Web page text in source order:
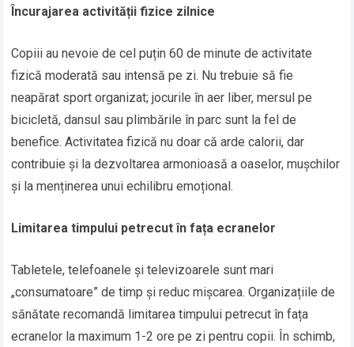
Încurajarea activității fizice zilnice
Copiii au nevoie de cel puțin 60 de minute de activitate
fizică moderată sau intensă pe zi. Nu trebuie să fie
neapărat sport organizat; jocurile în aer liber, mersul pe
bicicletă, dansul sau plimbările în parc sunt la fel de
benefice. Activitatea fizică nu doar că arde calorii, dar
contribuie și la dezvoltarea armonioasă a oaselor, mușchilor
și la menținerea unui echilibru emoțional.
Limitarea timpului petrecut în fața ecranelor
Tabletele, telefoanele și televizoarele sunt mari
„consumatoare” de timp și reduc mișcarea. Organizațiile de
sănătate recomandă limitarea timpului petrecut în fața
ecranelor la maximum 1-2 ore pe zi pentru copii. În schimb,